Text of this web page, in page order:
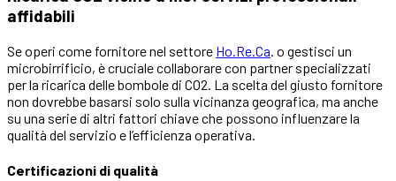
affidabili
Se operi come fornitore nel settore Ho.Re.Ca. o gestisci un
microbirrificio, è cruciale collaborare con partner specializzati
per la ricarica delle bombole di CO2. La scelta del giusto fornitore
non dovrebbe basarsi solo sulla vicinanza geografica, ma anche
su una serie di altri fattori chiave che possono influenzare la
qualità del servizio e l’efficienza operativa.
Certificazioni di qualità